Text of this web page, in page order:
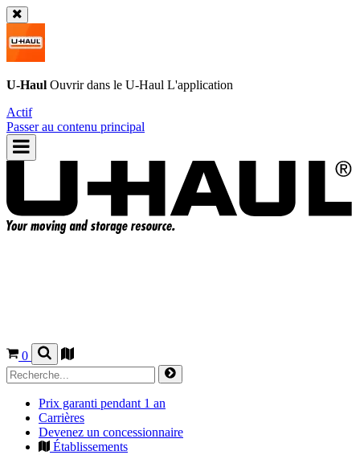
U-Haul Ouvrir dans le U-Haul L'application
Actif
Passer au contenu principal
0
Prix garanti pendant 1 an
Carrières
Devenez un concessionnaire
Établissements